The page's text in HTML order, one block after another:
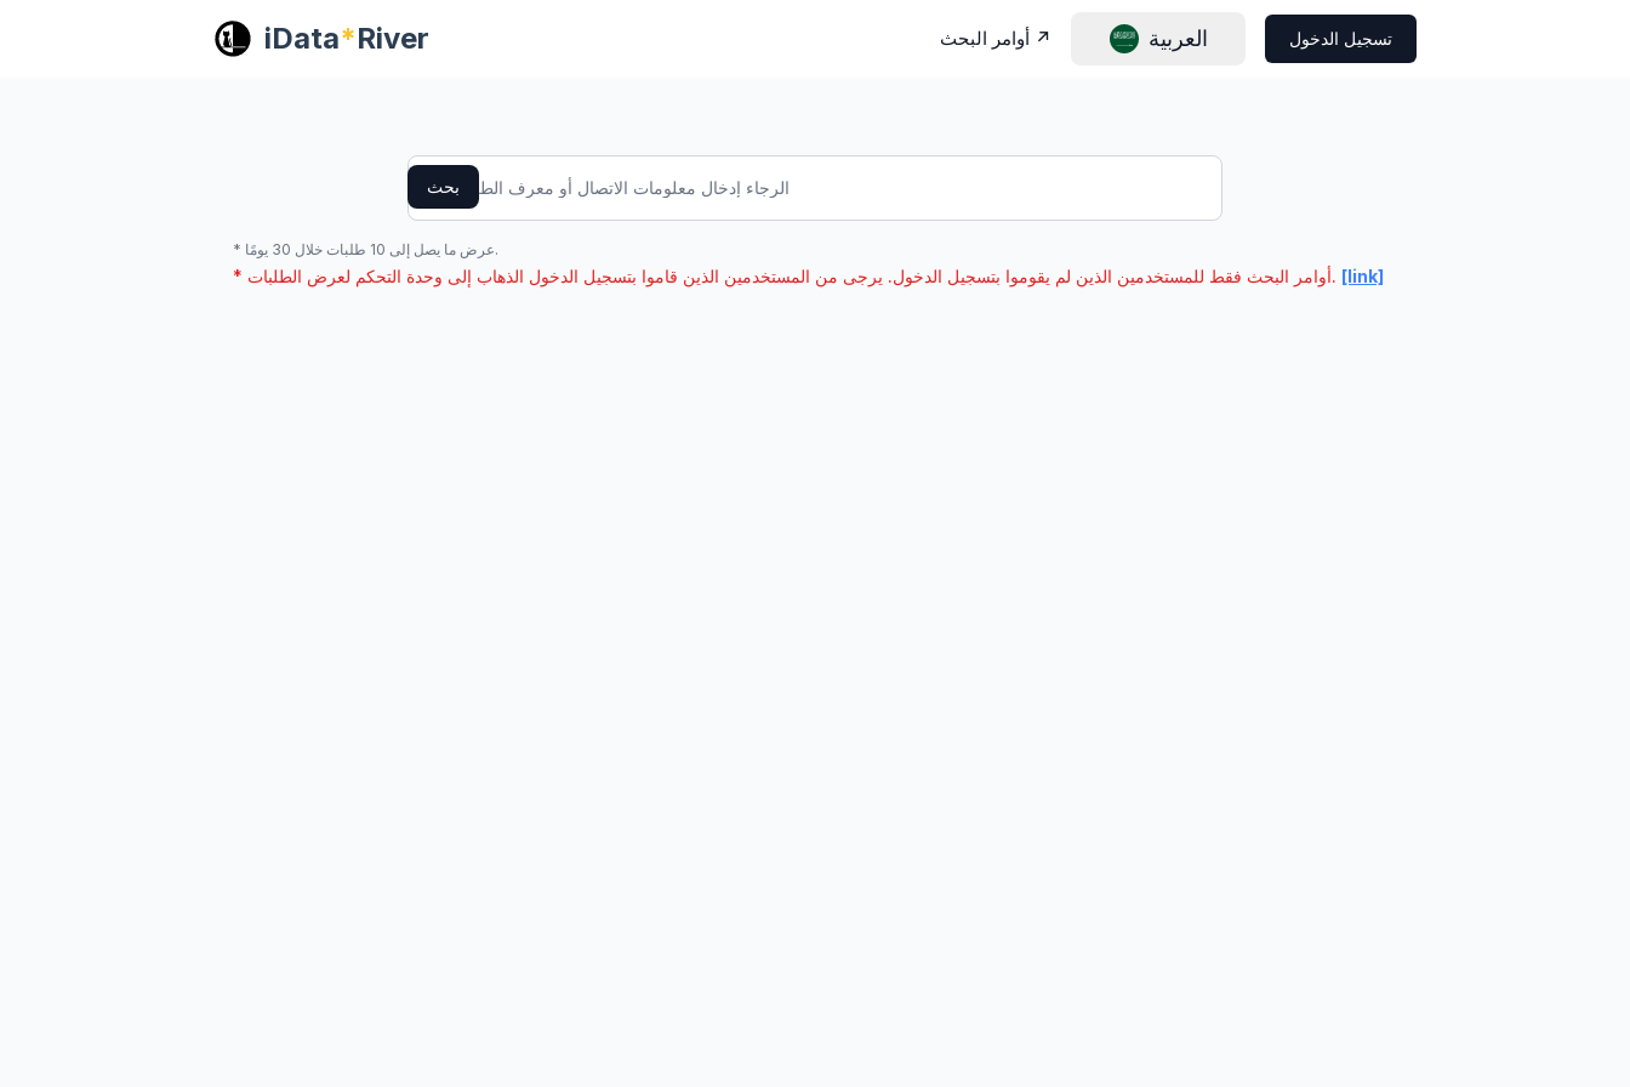
iData*River ↗️ العربية تسجيل الدخول
بحث
* عرض ما يصل إلى 10 طلبات خلال 30 يومًا.
* أوامر البحث فقط للمستخدمين الذين لم يقوموا بتسجيل الدخول. يرجى من المستخدمين الذين قاموا بتسجيل الدخول الذهاب إلى وحدة التحكم لعرض الطلبات. [link]